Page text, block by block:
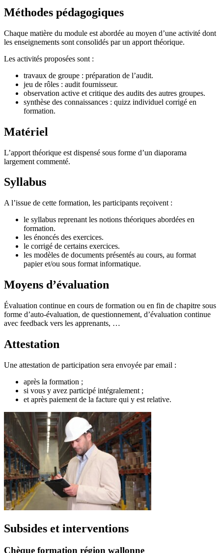
Méthodes pédagogiques
Chaque matière du module est abordée au moyen d’une activité dont
les enseignements sont consolidés par un apport théorique.
Les activités proposées sont :
travaux de groupe : préparation de l’audit.
jeu de rôles : audit fournisseur.
observation active et critique des audits des autres groupes.
synthèse des connaissances : quizz individuel corrigé en
formation.
Matériel
L’apport théorique est dispensé sous forme d’un diaporama
largement commenté.
Syllabus
A l’issue de cette formation, les participants reçoivent :
le syllabus reprenant les notions théoriques abordées en
formation.
les énoncés des exercices.
le corrigé de certains exercices.
les modèles de documents présentés au cours, au format
papier et/ou sous format informatique.
Moyens d’évaluation
Évaluation continue en cours de formation ou en fin de chapitre sous
forme d’auto-évaluation, de questionnement, d’évaluation continue
avec feedback vers les apprenants, …
Attestation
Une attestation de participation sera envoyée par email :
après la formation ;
si vous y avez participé intégralement ;
et après paiement de la facture qui y est relative.
Subsides et interventions
Chèque formation région wallonne